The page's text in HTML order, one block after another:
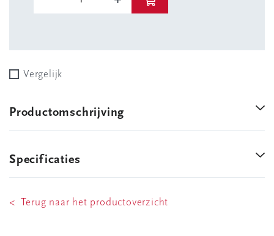
Vergelijk
Productomschrijving
Specificaties
< Terug naar het productoverzicht